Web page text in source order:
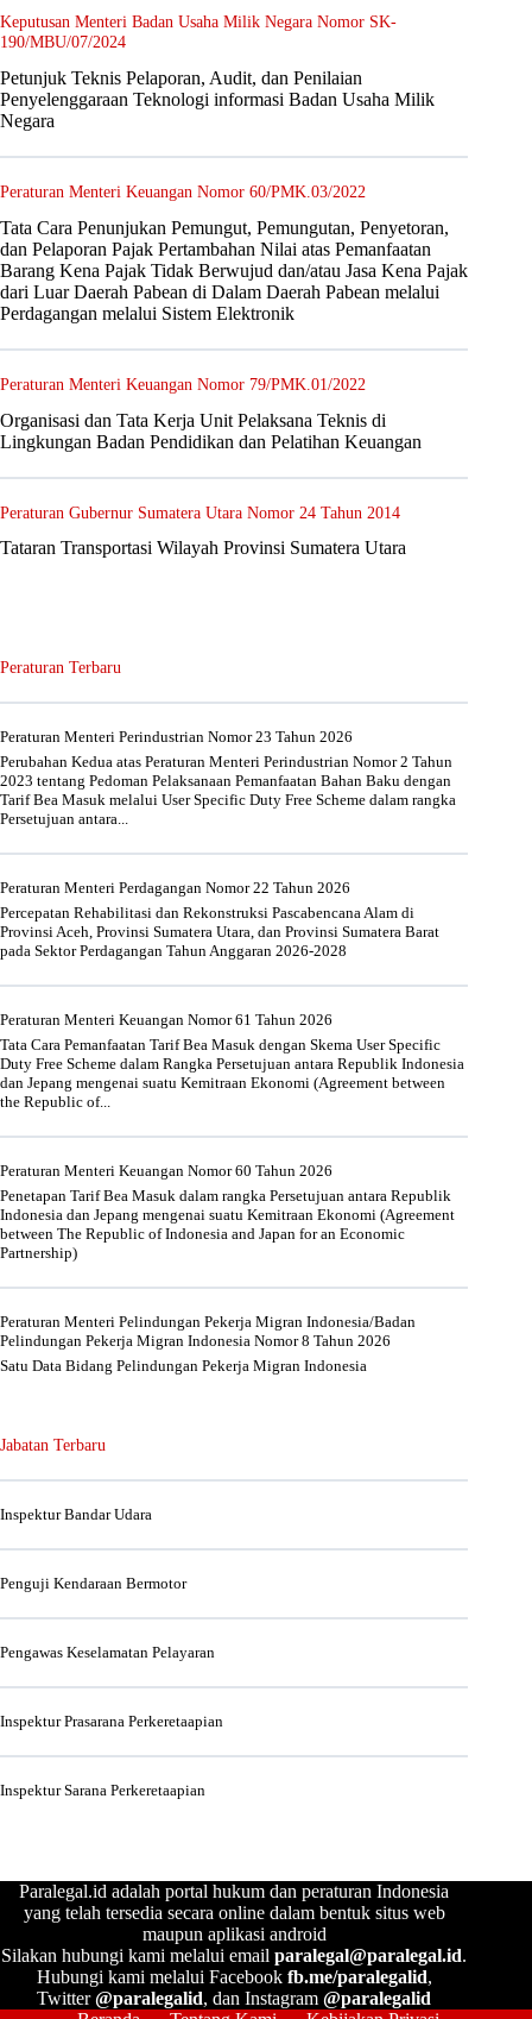
Keputusan Menteri Badan Usaha Milik Negara Nomor SK-
190/MBU/07/2024
Petunjuk Teknis Pelaporan, Audit, dan Penilaian
Penyelenggaraan Teknologi informasi Badan Usaha Milik
Negara
Peraturan Menteri Keuangan Nomor 60/PMK.03/2022
Tata Cara Penunjukan Pemungut, Pemungutan, Penyetoran,
dan Pelaporan Pajak Pertambahan Nilai atas Pemanfaatan
Barang Kena Pajak Tidak Berwujud dan/atau Jasa Kena Pajak
dari Luar Daerah Pabean di Dalam Daerah Pabean melalui
Perdagangan melalui Sistem Elektronik
Peraturan Menteri Keuangan Nomor 79/PMK.01/2022
Organisasi dan Tata Kerja Unit Pelaksana Teknis di
Lingkungan Badan Pendidikan dan Pelatihan Keuangan
Peraturan Gubernur Sumatera Utara Nomor 24 Tahun 2014
Tataran Transportasi Wilayah Provinsi Sumatera Utara
Peraturan Terbaru
Peraturan Menteri Perindustrian Nomor 23 Tahun 2026
Perubahan Kedua atas Peraturan Menteri Perindustrian Nomor 2 Tahun
2023 tentang Pedoman Pelaksanaan Pemanfaatan Bahan Baku dengan
Tarif Bea Masuk melalui User Specific Duty Free Scheme dalam rangka
Persetujuan antara...
Peraturan Menteri Perdagangan Nomor 22 Tahun 2026
Percepatan Rehabilitasi dan Rekonstruksi Pascabencana Alam di
Provinsi Aceh, Provinsi Sumatera Utara, dan Provinsi Sumatera Barat
pada Sektor Perdagangan Tahun Anggaran 2026-2028
Peraturan Menteri Keuangan Nomor 61 Tahun 2026
Tata Cara Pemanfaatan Tarif Bea Masuk dengan Skema User Specific
Duty Free Scheme dalam Rangka Persetujuan antara Republik Indonesia
dan Jepang mengenai suatu Kemitraan Ekonomi (Agreement between
the Republic of...
Peraturan Menteri Keuangan Nomor 60 Tahun 2026
Penetapan Tarif Bea Masuk dalam rangka Persetujuan antara Republik
Indonesia dan Jepang mengenai suatu Kemitraan Ekonomi (Agreement
between The Republic of Indonesia and Japan for an Economic
Partnership)
Peraturan Menteri Pelindungan Pekerja Migran Indonesia/Badan
Pelindungan Pekerja Migran Indonesia Nomor 8 Tahun 2026
Satu Data Bidang Pelindungan Pekerja Migran Indonesia
Jabatan Terbaru
Inspektur Bandar Udara
Penguji Kendaraan Bermotor
Pengawas Keselamatan Pelayaran
Inspektur Prasarana Perkeretaapian
Inspektur Sarana Perkeretaapian
Paralegal.id adalah portal hukum dan peraturan Indonesia
yang telah tersedia secara online dalam bentuk situs web
maupun aplikasi android
Silakan hubungi kami melalui emailparalegal@paralegal.id.
Hubungi kami melalui Facebook fb.me/paralegalid,
Twitter@paralegalid, dan Instagram@paralegalid